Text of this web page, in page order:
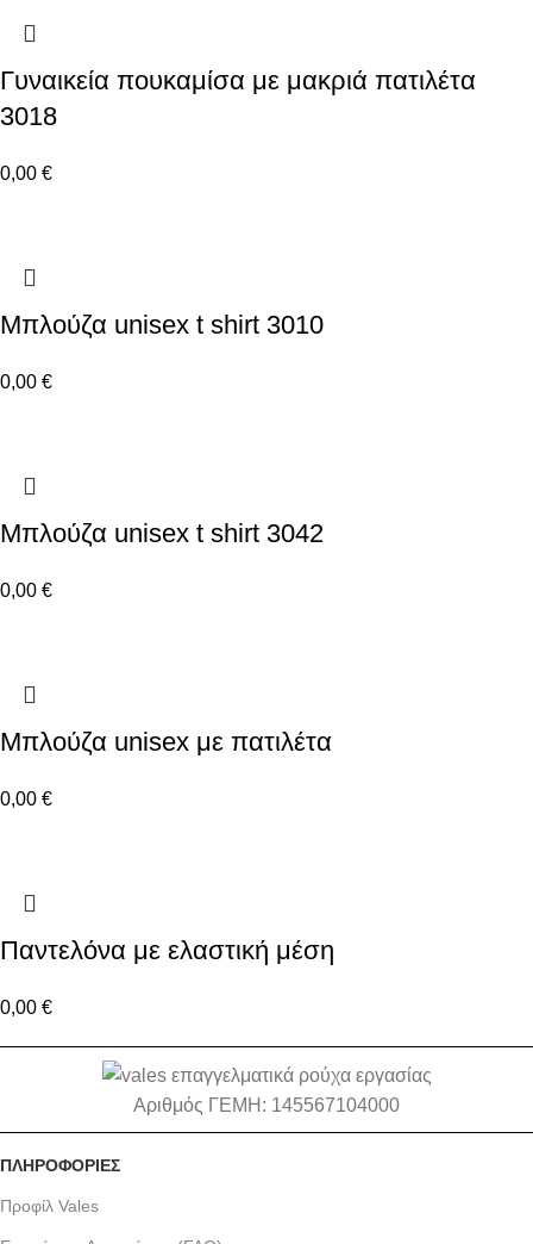
Γυναικεία πουκαμίσα με μακριά πατιλέτα
3018
0,00 €
Μπλούζα unisex t shirt 3010
0,00 €
Μπλούζα unisex t shirt 3042
0,00 €
Μπλούζα unisex με πατιλέτα
0,00 €
Παντελόνα με ελαστική μέση
0,00 €
Αριθμός ΓΕΜΗ: 145567104000
ΠΛΗΡΟΦΟΡΙΕΣ
Προφίλ Vales